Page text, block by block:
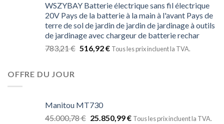
WSZYBAY Batterie électrique sans fil électrique
20V Pays de la batterie à la main à l'avant Pays de
terre de sol de jardin de jardin de jardinage à outils
de jardinage avec chargeur de batterie rechar
783,21€ 516,92€ Tous les prix incluent la TVA.
OFFRE DU JOUR
Manitou MT730
45.000,78€ 25.850,99€ Tous les prix incluent la TVA.